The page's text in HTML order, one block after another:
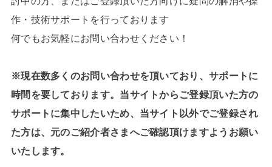
作・技術サポートを行っております
何でもお気軽にお問い合わせください！
※現在数多くのお問い合わせを頂いており、サポートに
時間を要しております。当サイトからご登録頂いた方の
サポートに集中したいため、当サイト以外でご登録され
た方は、元のご紹介者さまへご確認頂けますようお願い
いたします。